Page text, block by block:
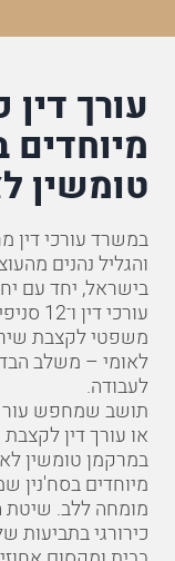
עורך
מיוחדים
טומשין
במשרד עורכי דין
והגליל נהנים
עורכי דין ו־12 סניפים ברחבי הארץ, המשרד מעניק
משפטי לקצבת
לאומי – משלב
לעבודה.
תושב שמחפש עורך
או עורך דין
במרקמן טומשין
מיוחדים בסח'נין
מומחה ללב.